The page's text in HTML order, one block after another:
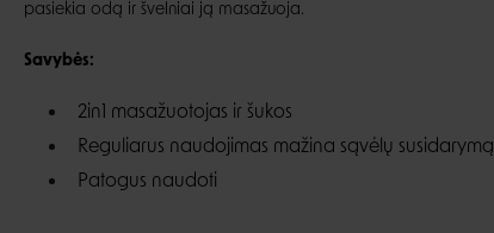
pasiekia odą ir švelniai ją masažuoja.
Savybės:
2in1 masažuotojas ir šukos
Reguliarus naudojimas mažina sąvėlų susidarymą
Patogus naudoti